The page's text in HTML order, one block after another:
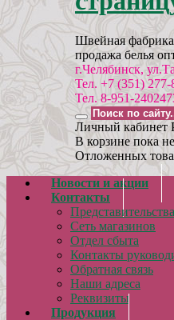
Швейная
продажа белья
г.Челябинск,
Тел. +7 (351) 277-
Тел. 8-951-
Личный кабинет
В корзине пока
Отложенных
Новости и акции
Контакты
Представительства
Сеть магазинов
Отдел сбыта
Контакты
Обратная связь
Наши адреса
Реквизиты
Продукция